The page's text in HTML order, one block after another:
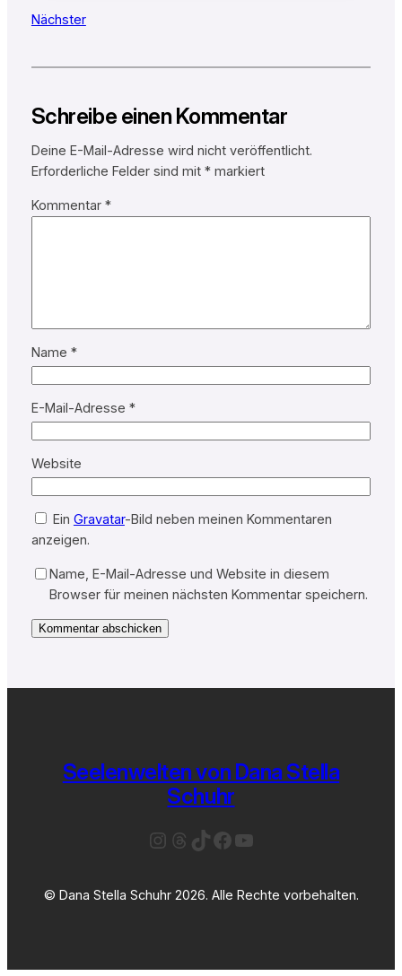
Nächster
Schreibe einen Kommentar
Deine E-Mail-Adresse wird nicht veröffentlicht.
Erforderliche Felder sind mit *markiert
Kommentar *
Name *
E-Mail-Adresse *
Website
Ein Gravatar-Bild neben meinen Kommentaren
anzeigen.
Name, E-Mail-Adresse und Website in diesem
Browser für meinen nächsten Kommentar speichern.
Seelenwelten von Dana Stella
Schuhr
Instagram
Threads
TikTok
Facebook
YouTube
© Dana Stella Schuhr 2026. Alle Rechte vorbehalten.